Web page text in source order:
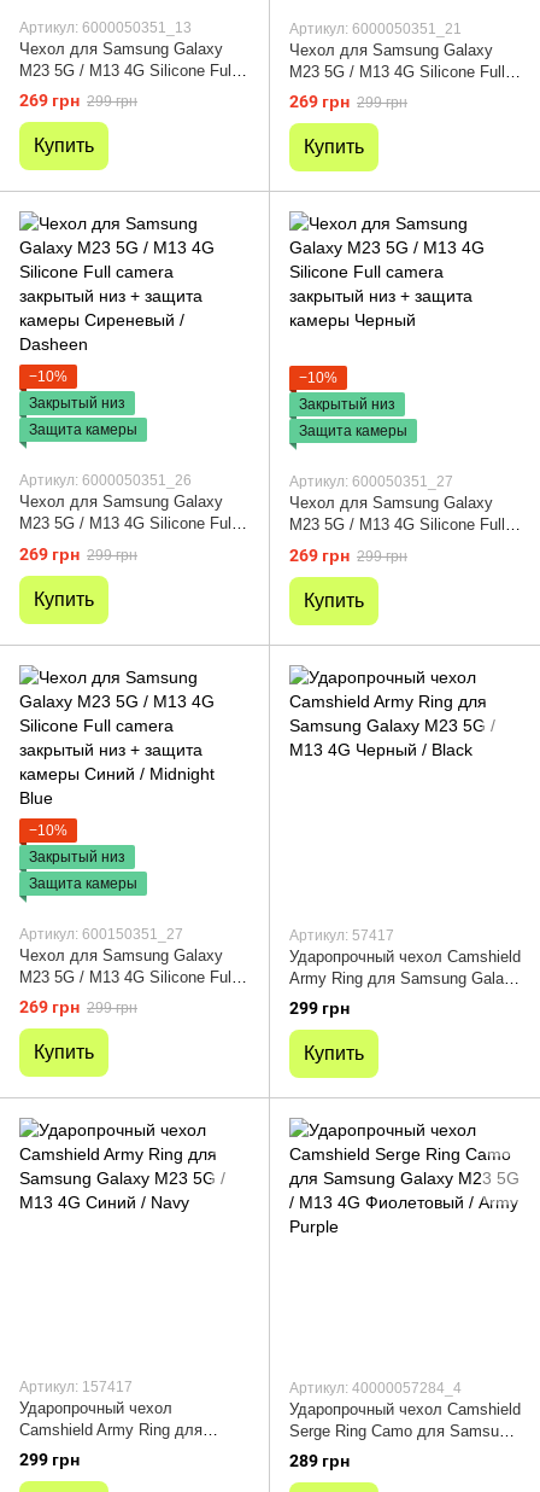
Артикул: 6000050351_13
Чехол для Samsung Galaxy
M23 5G / M13 4G Silicone Full
camera закрытый низ + защита
камеры Красный / Red
269 грн 299 грн
Купить
Артикул: 6000050351_21
Чехол для Samsung Galaxy
M23 5G / M13 4G Silicone Full
camera закрытый низ + защита
камеры Розовый / Pink Sand
269 грн 299 грн
Купить
−10%
Закрытый низ
Защита камеры
Артикул: 6000050351_26
Чехол для Samsung Galaxy
M23 5G / M13 4G Silicone Full
camera закрытый низ + защита
камеры Сиреневый / Dasheen
269 грн 299 грн
Купить
−10%
Закрытый низ
Защита камеры
Артикул: 600050351_27
Чехол для Samsung Galaxy
M23 5G / M13 4G Silicone Full
camera закрытый низ + защита
камеры Черный
269 грн 299 грн
Купить
−10%
Закрытый низ
Защита камеры
Артикул: 600150351_27
Чехол для Samsung Galaxy
M23 5G / M13 4G Silicone Full
camera закрытый низ + защита
камеры Синий / Midnight Blue
269 грн 299 грн
Купить
Артикул: 57417
Ударопрочный чехол Camshield
Army Ring для Samsung Galaxy
M23 5G / M13 4G Черный /
299 грн
Купить
Артикул: 157417
Ударопрочный чехол
Camshield Army Ring для
Samsung Galaxy M23 5G / M13
4G Синий / Navy
299 грн
Артикул: 40000057284_4
Ударопрочный чехол Camshield
Serge Ring Camo для Samsung
Galaxy M23 5G / M13 4G
Фиолетовый / Army Purple
289 грн